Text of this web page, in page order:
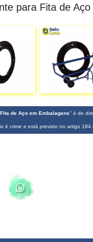
para Fita de
de Aço em Embalagens" é de
é crime e está previsto no artigo